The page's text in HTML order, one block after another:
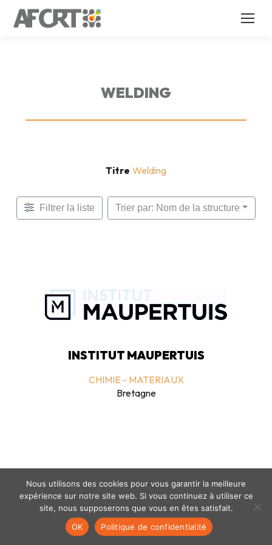
WELDING
Titre Welding
Filtrer la liste Trier par: Nom de la structure
INSTITUT MAUPERTUIS
CHIMIE - MATERIAUX
Bretagne
Mentions légales- politique de confidentialité- © coclico 2026
Nous utilisons des cookies pour vous garantir la meilleure
expérience sur notre site web. Si vous continuez à utiliser ce
site, nous supposerons que vous en êtes satisfait.
OK
Politique de confidentialité